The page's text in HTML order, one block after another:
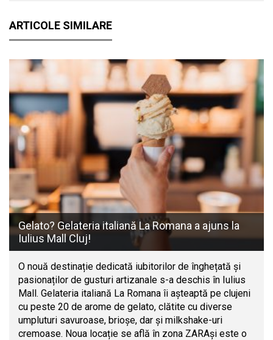
ARTICOLE SIMILARE
Gelato? Gelateria italiană La Romana a ajuns la
Iulius Mall Cluj!
O nouă destinație dedicată iubitorilor de înghețată și
pasionaților de gusturi artizanale s-a deschis în Iulius
Mall. Gelateria italiană La Romana îi așteaptă pe clujeni
cu peste 20 de arome de gelato, clătite cu diverse
umpluturi savuroase, brioșe, dar și milkshake-uri
cremoase. Noua locație se află în zona ZARAși este o